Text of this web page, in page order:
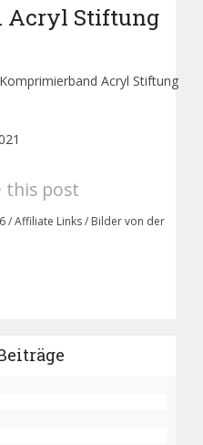
Acryl Stiftung
Acryl Stiftung
this post
/ Affiliate Links / Bilder von der